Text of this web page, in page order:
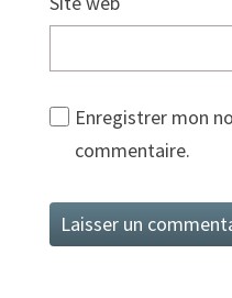
Enregistrer mon
commentaire.